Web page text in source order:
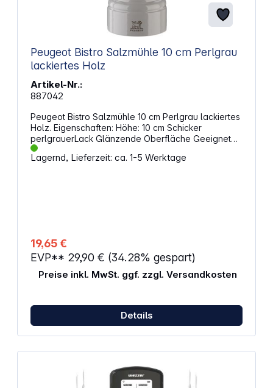
Peugeot Bistro Salzmühle 10 cm Perlgrau
lackiertes Holz
Artikel-Nr.:
887042
Peugeot Bistro Salzmühle 10 cm Perlgrau lackiertes
Holz. Eigenschaften: Höhe: 10 cm Schicker
perlgrauerLack Glänzende Oberfläche Geeignet
zum Mahlen von schwarzem, weißem, grünem oder
rotem Pfeffer; rosa Beeren (maximal 15 % in einer
Lagernd, Lieferzeit: ca. 1-5 Werktage
19,65 €
EVP** 29,90 € (34.28% gespart)
Preise inkl. MwSt. ggf. zzgl. Versandkosten
Details